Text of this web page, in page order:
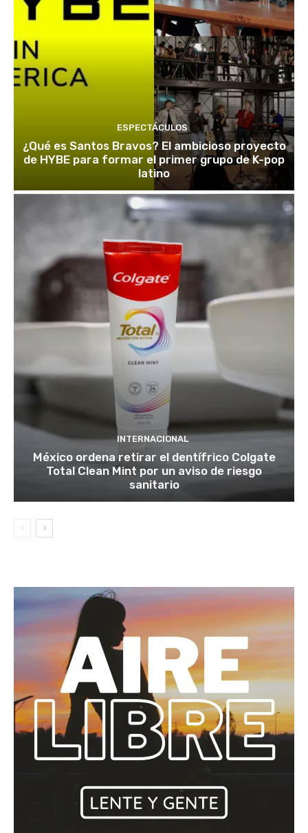
ESPECTÁCULOS
¿Qué es Santos Bravos? El ambicioso proyecto
de HYBE para formar el primer grupo de K-pop
latino
INTERNACIONAL
México ordena retirar el dentífrico Colgate
Total Clean Mint por un aviso de riesgo
sanitario